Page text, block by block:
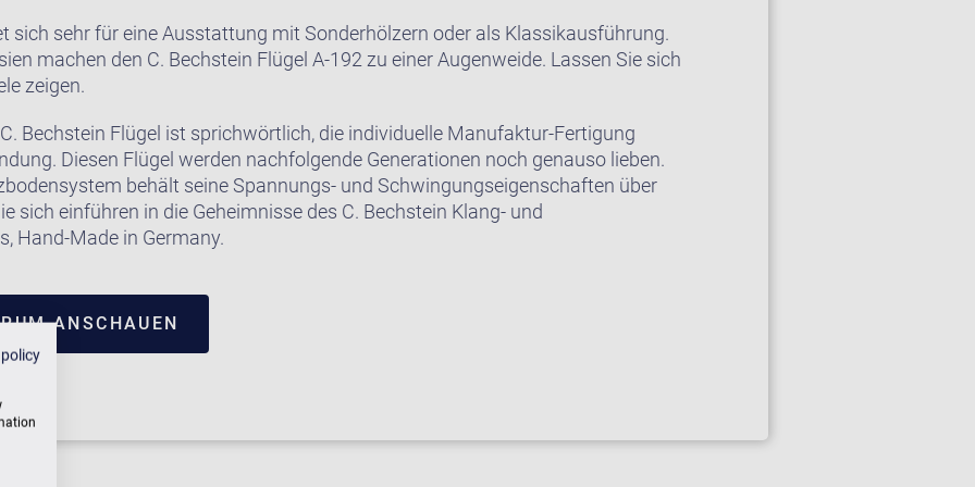
sich sehr für eine Ausstattung mit Sonderhölzern oder als Klassikausführung.
machen den C. Bechstein Flügel A-192 zu einer Augenweide. Lassen Sie sich
zeigen.
Bechstein Flügel ist sprichwörtlich, die individuelle Manufaktur-Fertigung
Diesen Flügel werden nachfolgende Generationen noch genauso lieben.
behält seine Spannungs- und Schwingungseigenschaften über
sich einführen in die Geheimnisse des C. Bechstein Klang- und
Hand-Made in Germany.
ANSCHAUEN